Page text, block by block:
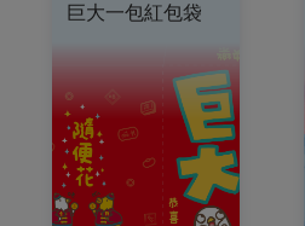
巨大一包紅包袋